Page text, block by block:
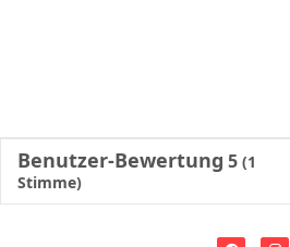
Benutzer-Bewertung 5 (1
Stimme)